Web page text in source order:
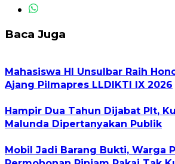
Baca Juga
Mahasiswa HI Unsulbar Raih
Ajang Pilmapres LLDIKTI IX 2026
Hampir Dua Tahun Dijabat Plt,
Malunda Dipertanyakan Publik
Mobil Jadi Barang Bukti, Warga